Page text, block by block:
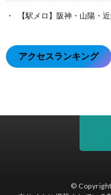
【駅メロ】阪神・山陽・
アクセスランキング
©